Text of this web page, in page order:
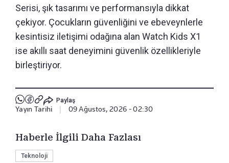
Serisi, şık tasarımı ve performansıyla dikkat
çekiyor. Çocukların güvenliğini ve ebeveynlerle
kesintisiz iletişimi odağına alan Watch Kids X1
ise akıllı saat deneyimini güvenlik özellikleriyle
birleştiriyor.
Paylaş
Yayın Tarihi 09 Ağustos, 2026 - 02:30
Haberle İlgili Daha Fazlası
Teknoloji